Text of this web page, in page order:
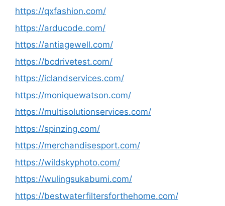
https://qxfashion.com/
https://arducode.com/
https://antiagewell.com/
https://bcdrivetest.com/
https://iclandservices.com/
https://moniquewatson.com/
https://multisolutionservices.com/
https://spinzing.com/
https://merchandisesport.com/
https://wildskyphoto.com/
https://wulingsukabumi.com/
https://bestwaterfiltersforthehome.com/